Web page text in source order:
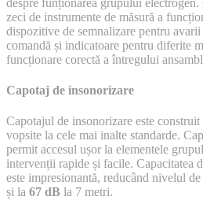
zeci de instrumente de măsură a
dispozitive de semnalizare pentru
comandă și indicatoare pentru diferite
funcționare corectă a întregului
Capotaj de insonorizare
Capotajul de insonorizare este
vopsite la cele mai inalte standarde.
permit accesul ușor la elementele
intervenții rapide și facile. Capacitatea
este impresionantă, reducând nivelul
și la 67 dB la 7 metri.